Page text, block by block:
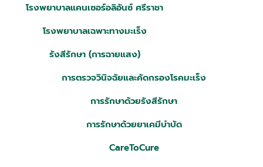
โรงพยาบาลแคนเซอร์อลิอันซ์ ศรีราชา
โรงพยาบาลเฉพาะทางมะเร็ง
รังสีรักษา (การฉายแสง)
การตรวจวินิจฉัยและคัดกรองโรคมะเร็ง
การรักษาด้วยรังสีรักษา
การรักษาด้วยยาเคมีบำบัด
CareToCure